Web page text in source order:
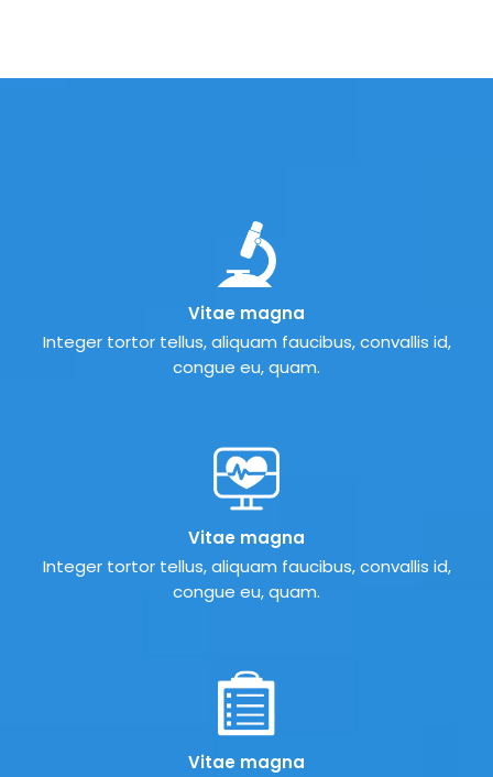
Vitae magna
Integer tortor tellus, aliquam faucibus, convallis id,
congue eu, quam.
Vitae magna
Integer tortor tellus, aliquam faucibus, convallis id,
congue eu, quam.
Vitae magna